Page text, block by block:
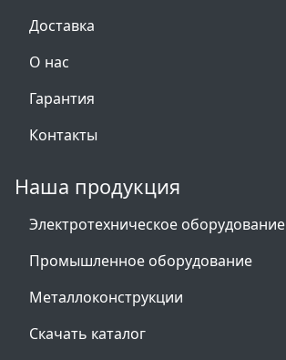
Доставка
О нас
Гарантия
Контакты
Наша продукция
Электротехническое оборудование
Промышленное оборудование
Металлоконструкции
Скачать каталог